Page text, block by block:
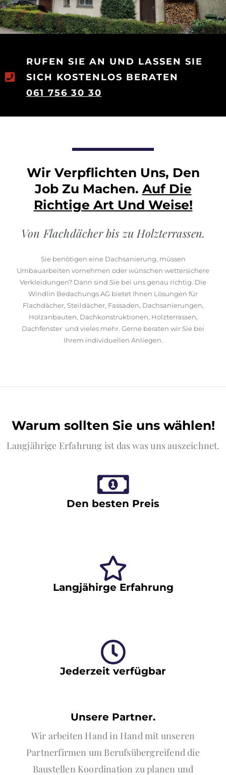
RUFEN SIE AN UND LASSEN SIE
SICH KOSTENLOS BERATEN
061 756 30 30
Wir Verpflichten Uns, Den
Job Zu Machen. Auf Die
Richtige Art Und Weise!
Von Flachdächer bis zu Holzterrassen.
Sie benötigen eine Dachsanierung, müssen
Umbauarbeiten vornehmen oder wünschen wettersichere
Verkleidungen? Dann sind Sie bei uns genau richtig. Die
Windlin Bedachungs AG bietet Ihnen Lösungen für
Flachdächer, Steildächer, Fassaden, Dachsanierungen,
Holzanbauten, Dachkonstruktionen, Holzterrassen,
Dachfenster und vieles mehr. Gerne beraten wir Sie bei
Ihrem individuellen Anliegen.
Warum sollten Sie uns wählen!
Langjährige Erfahrung ist das was uns auszeichnet.
Den besten Preis
Langjähirge Erfahrung
Jederzeit verfügbar
Unsere Partner.
Wir arbeiten Hand in Hand mit unseren
Partnerfirmen um Berufsübergreifend die
Baustellen Koordination zu planen und